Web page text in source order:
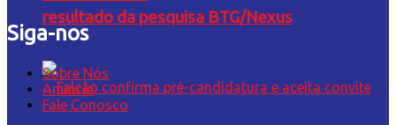
resultado da pesquisa BTG/Nexus
Siga-nos
Sobre Nós
Anuncie
Fale Conosco